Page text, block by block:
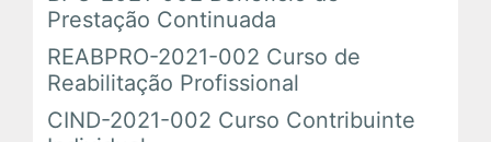
Prestação Continuada
REABPRO-2021-002 Curso de
Reabilitação Profissional
CIND-2021-002 Curso Contribuinte